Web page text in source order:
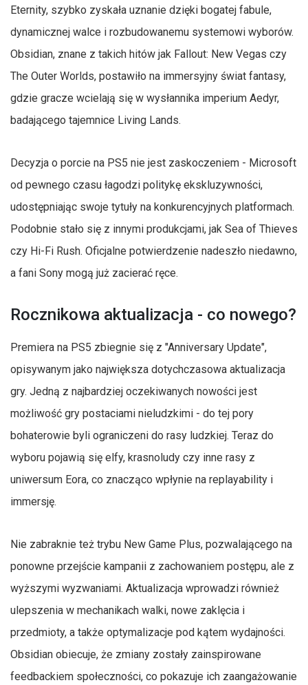
Eternity, szybko zyskała uznanie dzięki bogatej fabule,
dynamicznej walce i rozbudowanemu systemowi wyborów.
Obsidian, znane z takich hitów jak Fallout: New Vegas czy
The Outer Worlds, postawiło na immersyjny świat fantasy,
gdzie gracze wcielają się w wysłannika imperium Aedyr,
badającego tajemnice Living Lands.
Decyzja o porcie na PS5 nie jest zaskoczeniem - Microsoft
od pewnego czasu łagodzi politykę ekskluzywności,
udostępniając swoje tytuły na konkurencyjnych platformach.
Podobnie stało się z innymi produkcjami, jak Sea of Thieves
czy Hi-Fi Rush. Oficjalne potwierdzenie nadeszło niedawno,
a fani Sony mogą już zacierać ręce.
Rocznikowa aktualizacja - co nowego?
Premiera na PS5 zbiegnie się z "Anniversary Update",
opisywanym jako największa dotychczasowa aktualizacja
gry. Jedną z najbardziej oczekiwanych nowości jest
możliwość gry postaciami nieludzkimi - do tej pory
bohaterowie byli ograniczeni do rasy ludzkiej. Teraz do
wyboru pojawią się elfy, krasnoludy czy inne rasy z
uniwersum Eora, co znacząco wpłynie na replayability i
immersję.
Nie zabraknie też trybu New Game Plus, pozwalającego na
ponowne przejście kampanii z zachowaniem postępu, ale z
wyższymi wyzwaniami. Aktualizacja wprowadzi również
ulepszenia w mechanikach walki, nowe zaklęcia i
przedmioty, a także optymalizacje pod kątem wydajności.
Obsidian obiecuje, że zmiany zostały zainspirowane
feedbackiem społeczności, co pokazuje ich zaangażowanie